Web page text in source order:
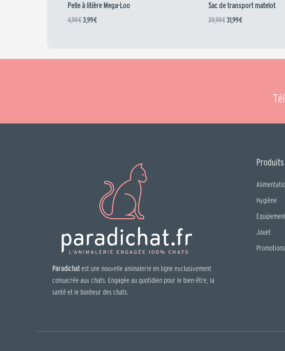
Pelle à litière Mega-Loo
4,99€ 3,99€
Sac de transport matelot
39,99€ 31,99€
Paradichatest une nouvelle animalerie en ligne exclusivement
consacrée aux chats. Engagée au quotidien pour le bien-être, la
santé et le bonheur des chats.
Produits
Hygiène
Jouet
Promotions